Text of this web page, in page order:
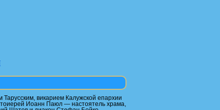
викарием Калужской епархии
Иоанн Паюл — настоятель храма,